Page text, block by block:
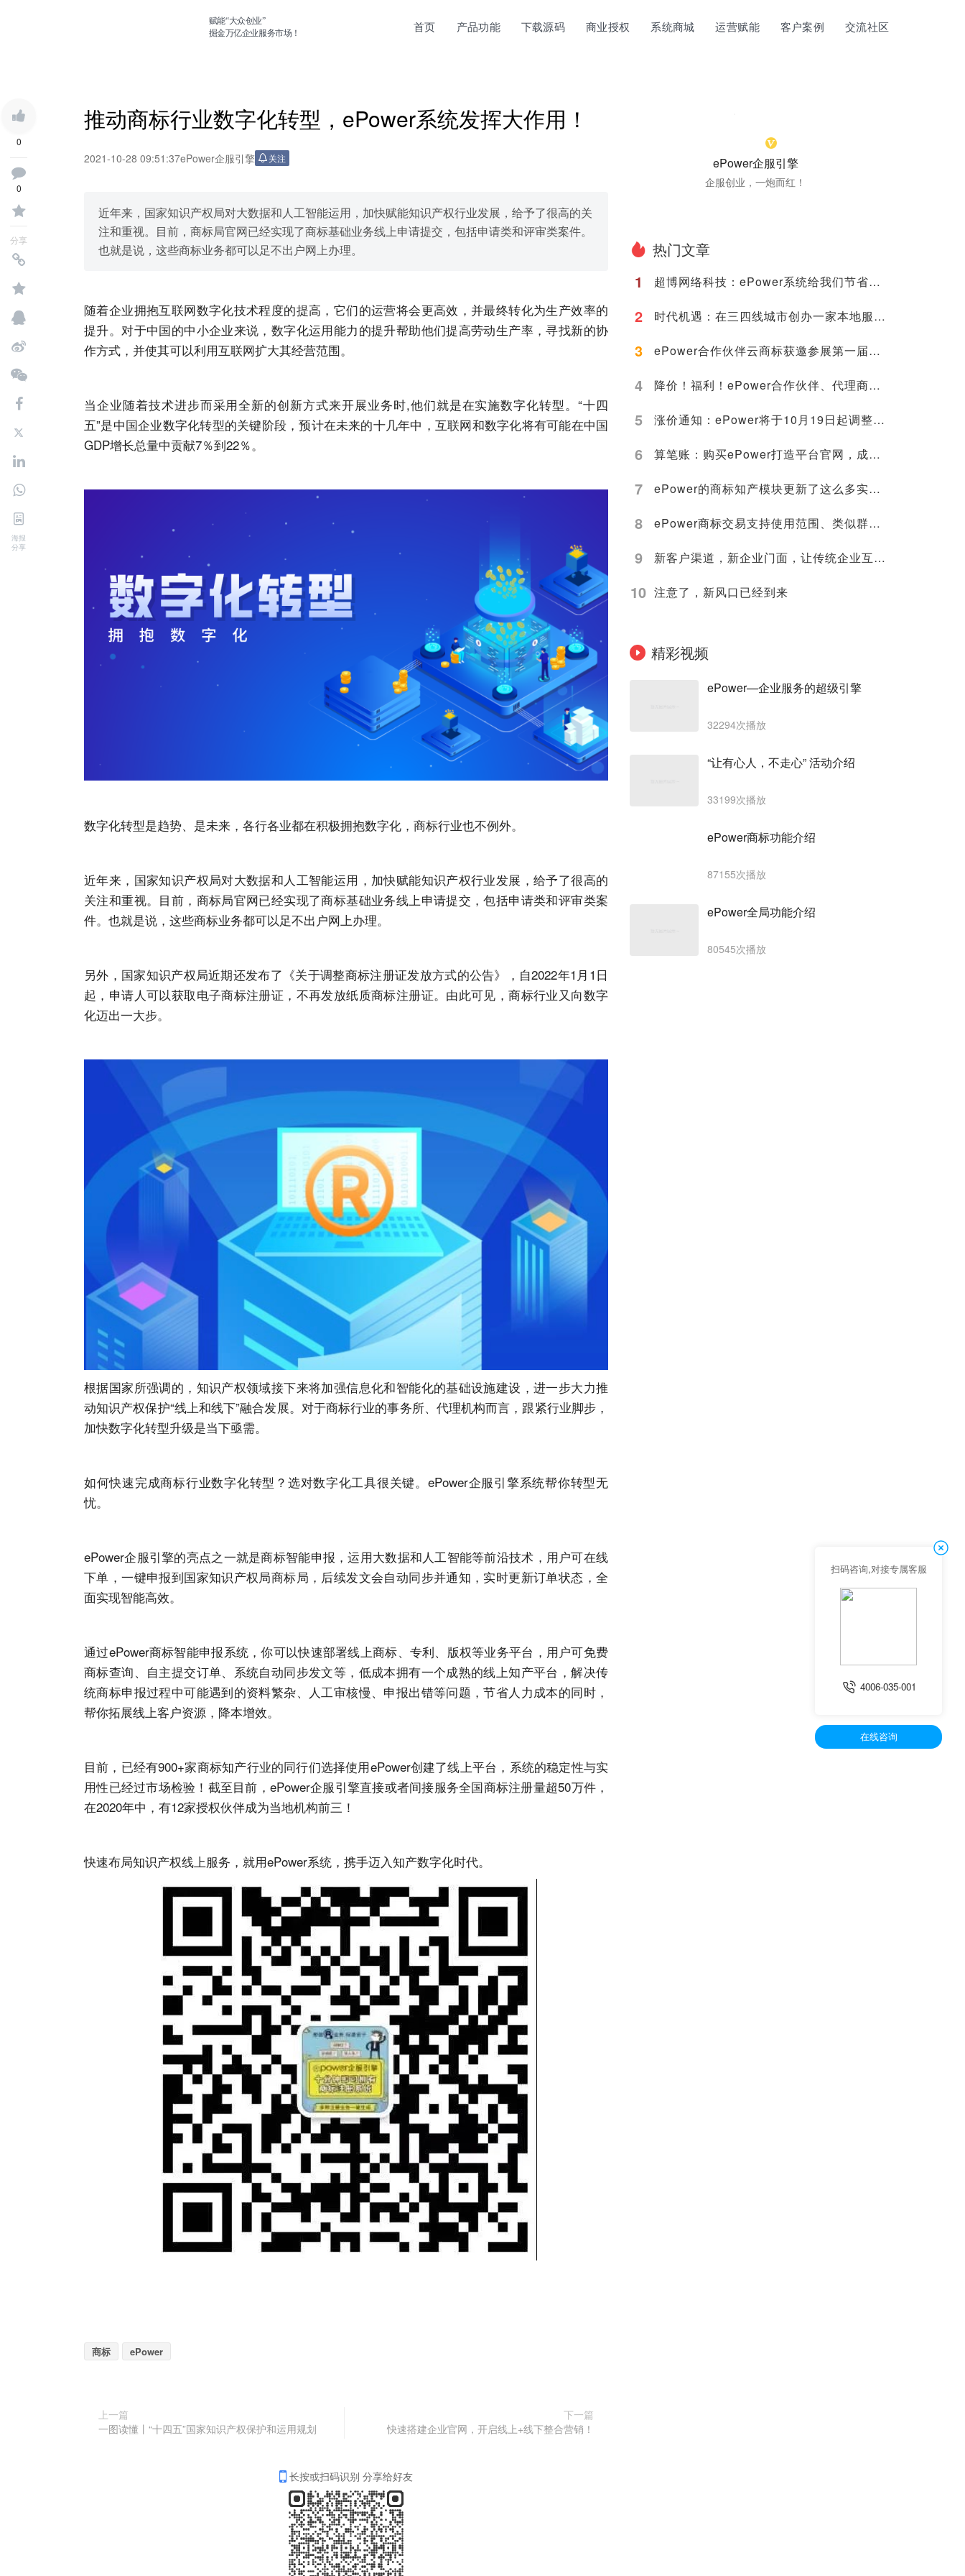
首页 产品功能 下载源码 商业授权 系统商城 运营赋能 客户案例 交流社区
赋能“大众创业”
掘金万亿企业服务市场！
0
0
分享
海报
分享
推动商标行业数字化转型，ePower系统发挥大作用！
2021-10-28 09:51:37ePower企服引擎 关注
近年来，国家知识产权局对大数据和人工智能运用，加快赋能知识产权行业发展，给予了很高的关
注和重视。目前，商标局官网已经实现了商标基础业务线上申请提交，包括申请类和评审类案件。
也就是说，这些商标业务都可以足不出户网上办理。
随着企业拥抱互联网数字化技术程度的提高，它们的运营将会更高效，并最终转化为生产效率的
提升。对于中国的中小企业来说，数字化运用能力的提升帮助他们提高劳动生产率，寻找新的协
作方式，并使其可以利用互联网扩大其经营范围。
当企业随着技术进步而采用全新的创新方式来开展业务时,他们就是在实施数字化转型。“十四
五”是中国企业数字化转型的关键阶段，预计在未来的十几年中，互联网和数字化将有可能在中国
GDP增长总量中贡献7％到22％。
数字化转型是趋势、是未来，各行各业都在积极拥抱数字化，商标行业也不例外。
近年来，国家知识产权局对大数据和人工智能运用，加快赋能知识产权行业发展，给予了很高的
关注和重视。目前，商标局官网已经实现了商标基础业务线上申请提交，包括申请类和评审类案
件。也就是说，这些商标业务都可以足不出户网上办理。
另外，国家知识产权局近期还发布了《关于调整商标注册证发放方式的公告》，自2022年1月1日
起，申请人可以获取电子商标注册证，不再发放纸质商标注册证。由此可见，商标行业又向数字
化迈出一大步。
根据国家所强调的，知识产权领域接下来将加强信息化和智能化的基础设施建设，进一步大力推
动知识产权保护“线上和线下”融合发展。对于商标行业的事务所、代理机构而言，跟紧行业脚步，
加快数字化转型升级是当下亟需。
如何快速完成商标行业数字化转型？选对数字化工具很关键。ePower企服引擎系统帮你转型无
忧。
ePower企服引擎的亮点之一就是商标智能申报 ，运用大数据和人工智能等前沿技术，用户可在线
下单，一键申报到国家知识产权局商标局，后续发文会自动同步并通知，实时更新订单状态，全
面实现智能高效。
通过ePower商标智能申报系统，你可以快速部署线上商标、专利、版权等业务平台，用户可免费
商标查询、自主提交订单、系统自动同步发文等，低成本拥有一个成熟的线上知产平台，解决传
统商标申报过程中可能遇到的资料繁杂、人工审核慢、申报出错等问题，节省人力成本的同时，
帮你拓展线上客户资源，降本增效。
目前，已经有900+家商标知产行业的同行们选择使用ePower创建了线上平台，系统的稳定性与实
用性已经过市场检验！截至目前，ePower企服引擎直接或者间接服务全国商标注册量超50万件，
在2020年中，有12家授权伙伴成为当地机构前三！
快速布局知识产权线上服务，就用ePower系统，携手迈入知产数字化时代。
商标 ePower
上一篇
一图读懂丨“十四五”国家知识产权保护和运用规划
下一篇
快速搭建企业官网，开启线上+线下整合营销！
长按或扫码识别 分享给好友
ePower企服引擎
企服创业，一炮而红！
热门文章
1
超博网络科技：ePower系统给我们节省了很多的时间、人力与金钱成本！
2 时代机遇：在三四线城市创办一家本地服务的“阿里云”
3 ePower合作伙伴云商标获邀参展第一届中国—东盟人工智能峰会，并在新型智慧城市协同创新大赛荣获第一名！
4 降价！福利！ePower合作伙伴、代理商标注册价格低至268元，官微建站0成本
5 涨价通知：ePower将于10月19日起调整授权价格！
6 算笔账：购买ePower打造平台官网，成本究竟节约在哪里？
7 ePower的商标知产模块更新了这么多实用功能，你不来看看？
8 ePower商标交易支持使用范围、类似群组搜索，找标更方便！
9 新客户渠道，新企业门面，让传统企业互联网化的轻松方案
10 注意了，新风口已经到来
精彩视频
ePower—企业服务的超级引擎
32294次播放
“让有心人，不走心” 活动介绍
33199次播放
ePower商标功能介绍
87155次播放
ePower全局功能介绍
80545次播放
扫码咨询,对接专属客服
4006-035-001
在线咨询